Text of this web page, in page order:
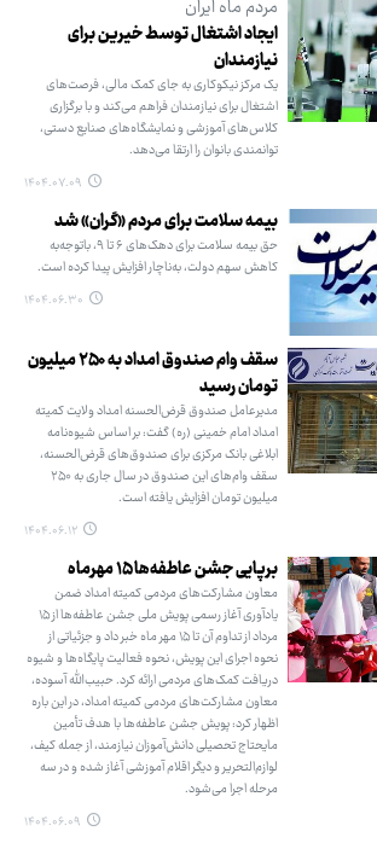
مردم ماه ایران
ایجاد اشتغال توسط خیرین برای
نیازمندان
یک مرکز نیکوکاری به جای کمک مالی، فرصت‌های
اشتغال برای نیازمندان فراهم می‌کند و با برگزاری
کلاس‌های آموزشی و نمایشگاه‌های صنایع دستی،
توانمندی بانوان را ارتقا می‌دهد.
۱۴۰۴.۰۷.۰۹
بیمه سلامت برای مردم «گران» شد
حق بیمه سلامت برای دهک‌های ۶ تا ۹، باتوجه‌به
کاهش سهم دولت، به‌ناچار افزایش پیدا کرده است.
۱۴۰۴.۰۶.۳۰
سقف وام صندوق امداد به ۲۵۰ میلیون
تومان رسید
مدیرعامل صندوق قرض‌الحسنه امداد ولایت کمیته
امداد امام خمینی (ره) گفت: بر اساس شیوه‌نامه
ابلاغی بانک مرکزی برای صندوق‌های قرض‌الحسنه،
سقف وام‌های این صندوق در سال جاری به ۲۵۰
میلیون تومان افزایش یافته است.
۱۴۰۴.۰۶.۱۲
برپایی جشن عاطفه‌ها ۱۵ مهرماه
معاون مشارکت‌های مردمی کمیته امداد ضمن
یادآوری آغاز رسمی پویش ملی جشن عاطفه‌ها از ۱۵
مرداد از تداوم آن تا ۱۵ مهر ماه خبر داد و جزئیاتی از
نحوه اجرای این پویش، نحوه فعالیت پایگاه‌ها و شیوه
دریافت کمک‌های مردمی ارائه کرد. حبیب‌الله آسوده،
معاون مشارکت‌های مردمی کمیته امداد، در این باره
اظهار کرد: پویش جشن عاطفه‌ها با هدف تأمین
مایحتاج تحصیلی دانش‌آموزان نیازمند، از جمله کیف،
لوازم‌التحریر و دیگر اقلام آموزشی آغاز شده و در سه
مرحله اجرا می‌شود.
۱۴۰۴.۰۶.۰۹